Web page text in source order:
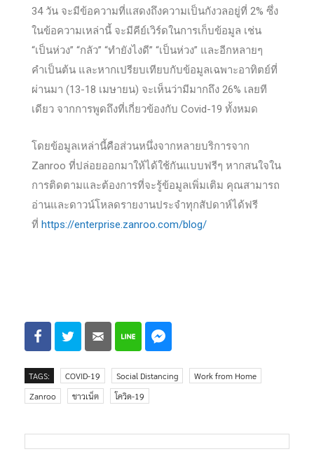
34 วัน จะมีข้อความที่แสดงถึงความเป็นกังวลอยู่ที่ 2% ซึ่ง
ในข้อความเหล่านี้ จะมีคีย์เวิร์ดในการเก็บข้อมูล เช่น
“เป็นห่วง” “กลัว” “ทำยังไงดี” “เป็นห่วง” และอีกหลายๆ
คำเป็นต้น และหากเปรียบเทียบกับข้อมูลเฉพาะอาทิตย์ที่
ผ่านมา (13-18 เมษายน) จะเห็นว่ามีมากถึง 26% เลยที
เดียว จากการพูดถึงที่เกี่ยวข้องกับ Covid-19 ทั้งหมด
โดยข้อมูลเหล่านี้คือส่วนหนึ่งจากหลายบริการจาก
Zanroo ที่ปล่อยออกมาให้ได้ใช้กันแบบฟรีๆ หากสนใจใน
การติดตามและต้องการที่จะรู้ข้อมูลเพิ่มเติม คุณสามารถ
อ่านและดาวน์โหลดรายงานประจำทุกสัปดาห์ได้ฟรี
ที่ https://enterprise.zanroo.com/blog/
TAGS: COVID-19 Social Distancing
Work from Home
Zanroo
ชาวเน็ต โควิด-19